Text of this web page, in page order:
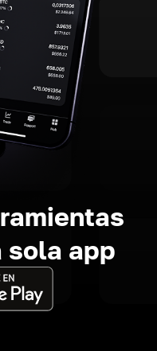
sola app